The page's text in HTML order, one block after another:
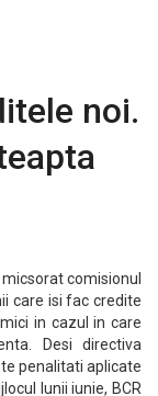
noi.
comisionul
care isi fac credite
in cazul in care
Desi directiva
penalitati aplicate
lunii iunie, BCR